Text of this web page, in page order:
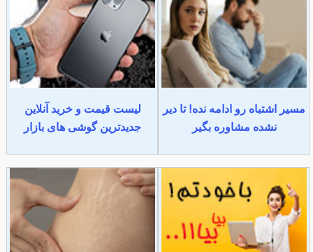
مسیر اشتباه رو ادامه نده! تا دیر
نشده مشاوره بگیر
لیست قیمت و خرید آنلاین
جدیدترین گوشی های بازار